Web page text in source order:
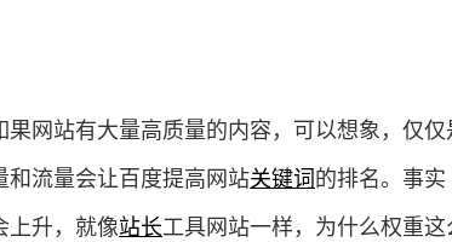
网站有大量高质量的内容，可以想象，仅仅
流量会让百度提高网站关键词的排名。事实
上升，就像站长工具网站一样，为什么权重这